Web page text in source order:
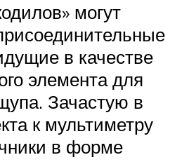
могут
в качестве
элемента для
Зачастую в
к мультиметру
в форме